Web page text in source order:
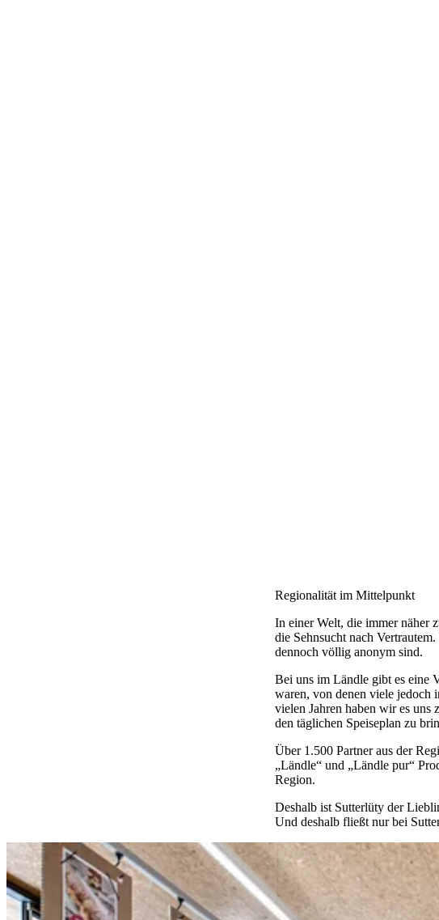
Regionalität im Mittelpunkt
In einer Welt, die immer näher
die Sehnsucht nach Vertrautem.
dennoch völlig anonym sind.
Bei uns im Ländle gibt es eine
waren, von denen viele jedoch
vielen Jahren haben wir es uns
den täglichen Speiseplan zu
Über 1.500 Partneraus der
„Ländle“ und „Ländle pur“
Region.
Deshalb ist Sutterlüty der
Und deshalb fließt nur bei